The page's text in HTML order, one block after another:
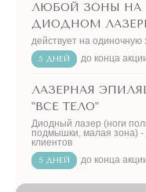
ЛЮБОЙ ЗОНЫ НА
ДИОДНОМ
действует на одиночную
5 ДНЕЙ до конца
ЛАЗЕРНАЯ
"ВСЕ ТЕЛО"
Диодный лазер (ноги
подмышки, малая зона) -
клиентов
5 ДНЕЙ до конца